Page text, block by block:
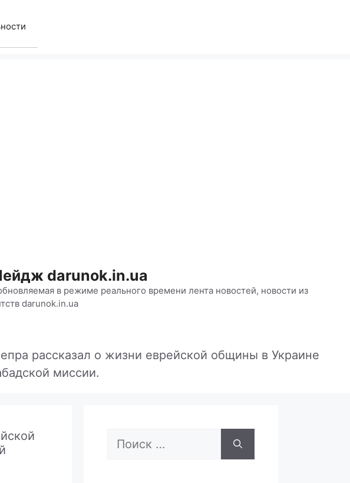
darunok.in.ua
в режиме реального времени лента новостей, новости из
darunok.in.ua
рассказал о жизни еврейской общины в Украине
миссии.
Поиск: